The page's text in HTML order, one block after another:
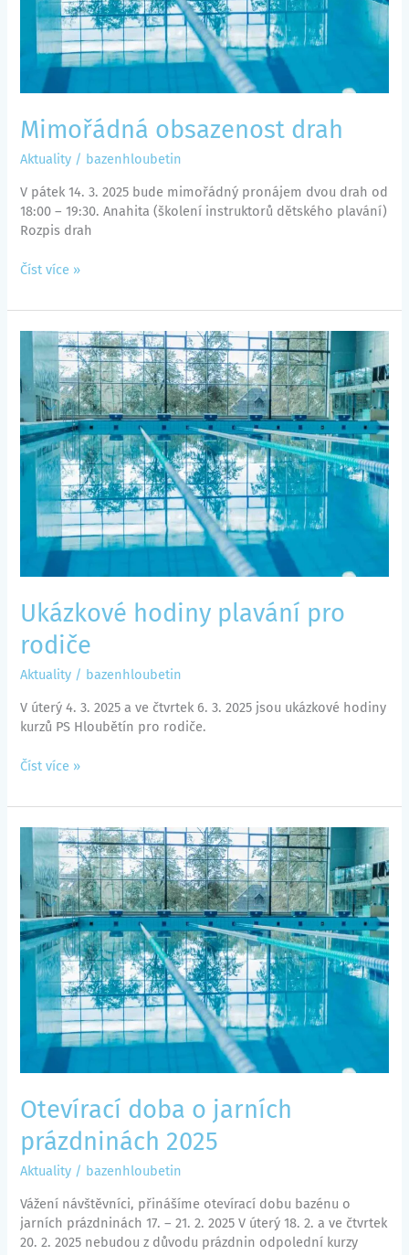
Mimořádná obsazenost drah
Aktuality / bazenhloubetin
V pátek 14. 3. 2025 bude mimořádný pronájem dvou drah od
18:00 – 19:30. Anahita (školení instruktorů dětského plavání)
Rozpis drah
Číst více »
Ukázkové hodiny plavání pro
rodiče
Aktuality / bazenhloubetin
V úterý 4. 3. 2025 a ve čtvrtek 6. 3. 2025 jsou ukázkové hodiny
kurzů PS Hloubětín pro rodiče.
Ukázkové
hodiny
plavání
pro
rodiče
Číst více »
Otevírací doba o jarních
prázdninách 2025
Aktuality / bazenhloubetin
Vážení návštěvníci, přinášíme otevírací dobu bazénu o
jarních prázdninách 17. – 21. 2. 2025 V úterý 18. 2. a ve čtvrtek
20. 2. 2025 nebudou z důvodu prázdnin odpolední kurzy
Otevírací
doba
o
jarních
prázdninách
2025